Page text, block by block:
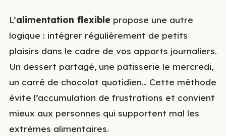
L’alimentation flexible propose une autre
logique : intégrer régulièrement de petits
plaisirs dans le cadre de vos apports journaliers.
Un dessert partagé, une pâtisserie le mercredi,
un carré de chocolat quotidien… Cette méthode
évite l’accumulation de frustrations et convient
mieux aux personnes qui supportent mal les
extrêmes alimentaires.